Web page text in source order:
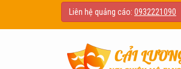
Liên hệ quảng cáo: 0932221090